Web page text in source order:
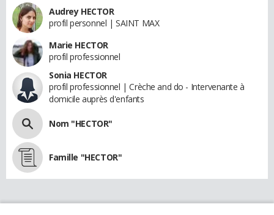
Audrey HECTOR
profil personnel | SAINT MAX
Marie HECTOR
profil professionnel
Sonia HECTOR
profil professionnel | Crèche and do - Intervenante à
domicile auprès d'enfants
Nom "HECTOR"
Famille "HECTOR"